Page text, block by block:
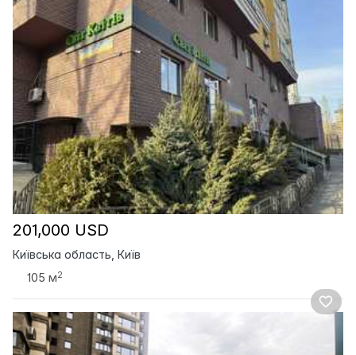
201,000 USD
Київська область, Київ
105 м2